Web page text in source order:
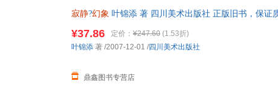
寂静?幻象 叶锦添 著 四川美术出版社 正版旧书，保证
¥37.86 定价： ¥247.60 (1.53折)
鼎鑫图书专营店
叶锦添 著 /2007-12-01 /四川美术出版社